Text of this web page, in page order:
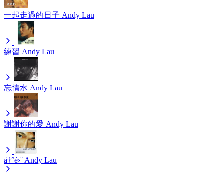
一起走過的日子 Andy Lau
練習 Andy Lau
忘情水 Andy Lau
謝謝你的愛 Andy Lau
å†°é›¨ Andy Lau